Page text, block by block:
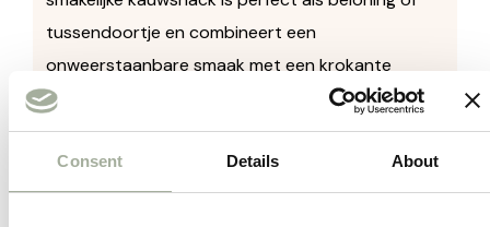
Consent Details About
tussendoortje en combineert een
onweerstaanbare smaak met een krokante
textuur.